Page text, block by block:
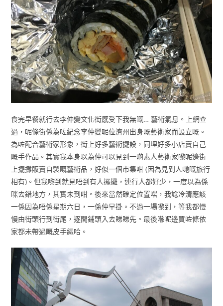
食完早餐就行去李仲變文化街感受下我無嘅… 藝術氣息。上網查
過，呢條街係為咗紀念李仲變呢位濟州出身嘅藝術家而設立嘅。
為咗配合藝術家形象，街上好多藝術擺設，同埋好多小店賣自己
嘅手作品。其實我本身以為仲可以見到一啲素人藝術家嚟呢邊街
上擺攤販賣自製嘅藝術品，好似一個市集咁 (因為見到人哋嘅旅行
相有)。但我嚟到就見唔到有人擺攤，連行人都好少，一度以為係
咪去錯地方，其實未到咁。後來當然確定位置啱，我諗冷清應該
一係因為唔係星期六日，一係仲早掛。不過一場嚟到，等我都慢
慢由街頭行到街尾，逐間鋪頭入去睇睇先。最後喺呢邊買咗條依
家都未帶過嘅皮手繩哈。